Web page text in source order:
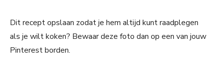
Dit recept opslaan zodat je hem altijd kunt raadplegen
als je wilt koken? Bewaar deze foto dan op een van jouw
Pinterest borden.